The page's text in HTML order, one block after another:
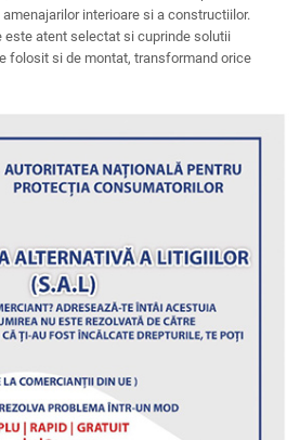
interioare si a constructiilor.
este atent selectat si cuprinde solutii
folosit si de montat, transformand orice